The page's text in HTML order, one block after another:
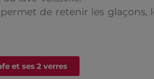
de retenir les glaçons,
et ses 2 verres